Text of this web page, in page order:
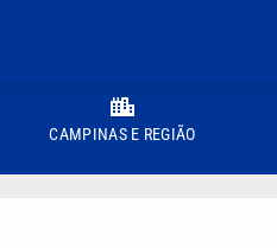
CAMPINAS E REGIÃO